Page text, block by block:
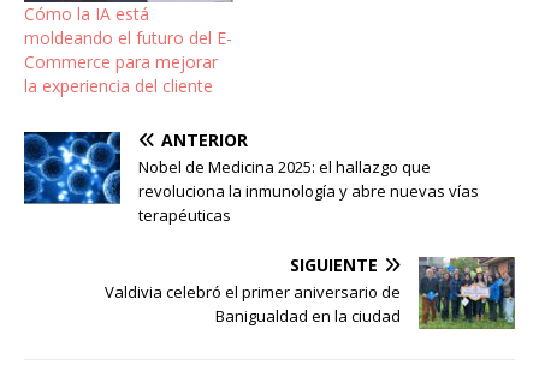
Cómo la IA está
moldeando el futuro del E-
Commerce para mejorar
la experiencia del cliente
ANTERIOR
Nobel de Medicina 2025: el hallazgo que
revoluciona la inmunología y abre nuevas vías
terapéuticas
SIGUIENTE
Valdivia celebró el primer aniversario de
Banigualdad en la ciudad